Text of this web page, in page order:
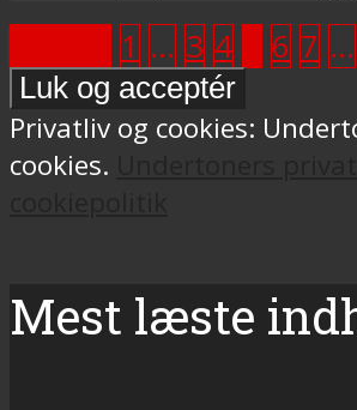
1 … 3 4 6 7 …
Privatliv og cookies:
cookies.
Mest læste